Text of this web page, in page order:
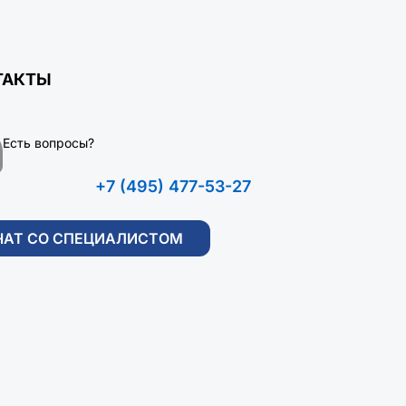
Есть вопросы?
+7 (495) 477-53-27
СО СПЕЦИАЛИСТОМ